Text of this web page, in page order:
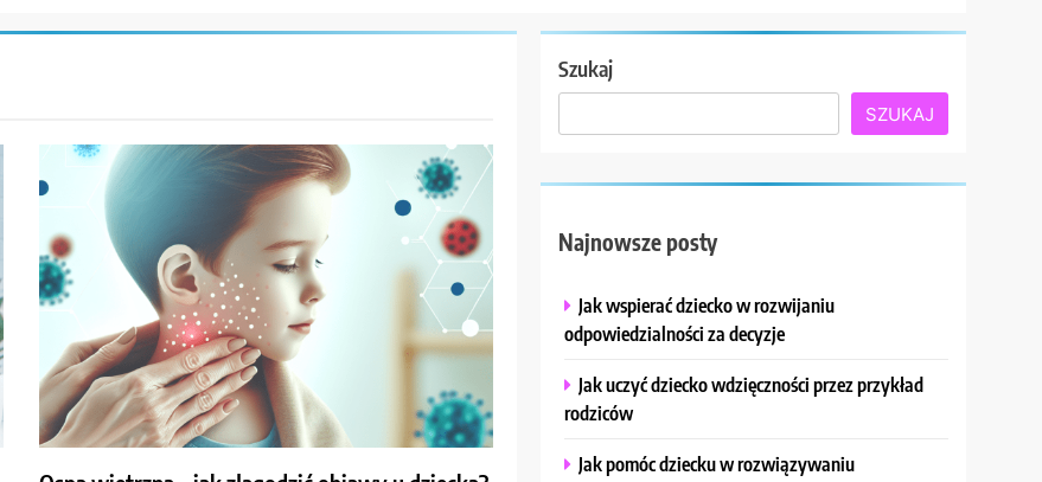
Szukaj
SZUKAJ
Najnowsze posty
Jak wspierać dziecko w rozwijaniu
odpowiedzialności za decyzje
Jak uczyć dziecko wdzięczności przez przykład
rodziców
Jak pomóc dziecku w rozwiązywaniu